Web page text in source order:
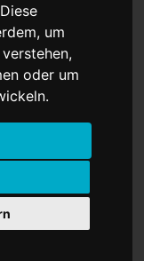
um
oder um
-